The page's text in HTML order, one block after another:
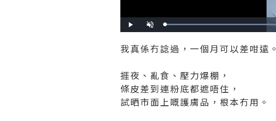
Play Unmute
我真係冇諗過，一個月可以差咁遠。
捱夜、亂食、壓力爆棚，
條皮差到連粉底都遮唔住，
試晒市面上嘅護膚品，根本冇用。